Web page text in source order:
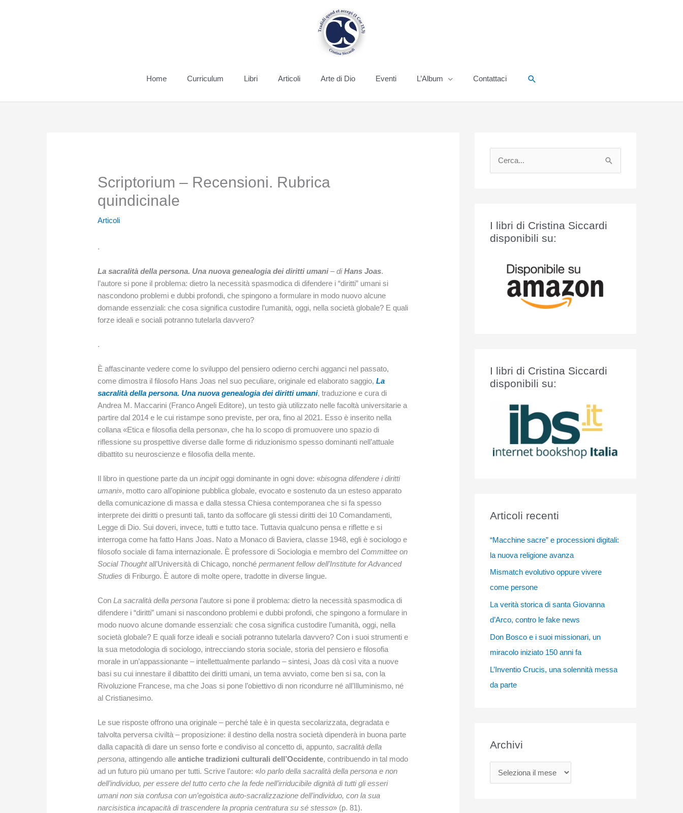
Home Curriculum Libri Articoli Arte di Dio Eventi L’Album Contattaci Cerca
Scriptorium – Recensioni. Rubrica
quindicinale
Articoli
.
La sacralità della persona. Una nuova genealogia dei diritti umani– di Hans Joas.
l’autore si pone il problema: dietro la necessità spasmodica di difendere i “diritti” umani si
nascondono problemi e dubbi profondi, che spingono a formulare in modo nuovo alcune
domande essenziali: che cosa significa custodire l’umanità, oggi, nella società globale? E quali
forze ideali e sociali potranno tutelarla davvero?
.
È affascinante vedere come lo sviluppo del pensiero odierno cerchi agganci nel passato,
come dimostra il filosofo Hans Joas nel suo peculiare, originale ed elaborato saggio,La
sacralità della persona. Una nuova genealogia dei diritti umani, traduzione e cura di
Andrea M. Maccarini (Franco Angeli Editore), un testo già utilizzato nelle facoltà universitarie a
partire dal 2014 e le cui ristampe sono previste, per ora, fino al 2021. Esso è inserito nella
collana «Etica e filosofia della persona», che ha lo scopo di promuovere uno spazio di
riflessione su prospettive diverse dalle forme di riduzionismo spesso dominanti nell’attuale
dibattito su neuroscienze e filosofia della mente.
Il libro in questione parte da unincipitoggi dominante in ogni dove: «bisogna difendere i diritti
umani», motto caro all’opinione pubblica globale, evocato e sostenuto da un esteso apparato
della comunicazione di massa e dalla stessa Chiesa contemporanea che si fa spesso
interprete dei diritti o presunti tali, tanto da soffocare gli stessi diritti dei 10 Comandamenti,
Legge di Dio. Sui doveri, invece, tutti e tutto tace. Tuttavia qualcuno pensa e riflette e si
interroga come ha fatto Hans Joas. Nato a Monaco di Baviera, classe 1948, egli è sociologo e
filosofo sociale di fama internazionale. È professore di Sociologia e membro del Committee on
Social Thoughtall’Università di Chicago, nonchépermanent fellow dell’Institute for Advanced
Studies di Friburgo. È autore di molte opere, tradotte in diverse lingue.
ConLa sacralità della persona l’autore si pone il problema: dietro la necessità spasmodica di
difendere i “diritti” umani si nascondono problemi e dubbi profondi, che spingono a formulare in
modo nuovo alcune domande essenziali: che cosa significa custodire l’umanità, oggi, nella
società globale? E quali forze ideali e sociali potranno tutelarla davvero? Con i suoi strumenti e
la sua metodologia di sociologo, intrecciando storia sociale, storia del pensiero e filosofia
morale in un’appassionante – intellettualmente parlando – sintesi, Joas dà così vita a nuove
basi su cui innestare il dibattito dei diritti umani, un tema avviato, come ben si sa, con la
Rivoluzione Francese, ma che Joas si pone l’obiettivo di non ricondurre né all’Illuminismo, né
al Cristianesimo.
Le sue risposte offrono una originale – perché tale è in questa secolarizzata, degradata e
talvolta perversa civiltà – proposizione: il destino della nostra società dipenderà in buona parte
dalla capacità di dare un senso forte e condiviso al concetto di, appunto,sacralità della
persona, attingendo alleantiche tradizioni culturali dell’Occidente, contribuendo in tal modo
ad un futuro più umano per tutti. Scrive l’autore: «Io parlo della sacralità della persona e non
dell’individuo, per essere del tutto certo che la fede nell’irriducibile dignità di tutti gli esseri
umani non sia confusa con un’egoistica auto-sacralizzazione dell’individuo, con la sua
narcisistica incapacità di trascendere la propria centratura su sé stesso» (p. 81).
:I libri di Cristina Siccardi
disponibili su:
I libri di Cristina Siccardi
disponibili su:
Articoli recenti
“Macchine sacre” e processioni digitali:
la nuova religione avanza
Mismatch evolutivo oppure vivere
come persone
La verità storica di santa Giovanna
d’Arco, contro le fake news
Don Bosco e i suoi missionari, un
miracolo iniziato 150 anni fa
L’Inventio Crucis, una solennità messa
da parte
Archivi
r